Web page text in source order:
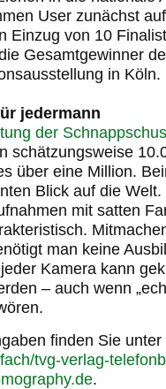
User zunächst
Einzug von 10
Gesamtgewinner
in Köln.
jedermann
der
schätzungsweise
über eine Million.
Blick auf die Welt.
mit satten
man keine
Kamera kann
– auch wenn
finden Sie unter
tvg-verlag-
.